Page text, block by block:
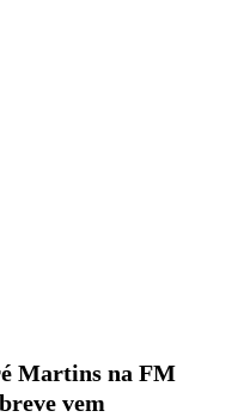
Martins na FM
vem